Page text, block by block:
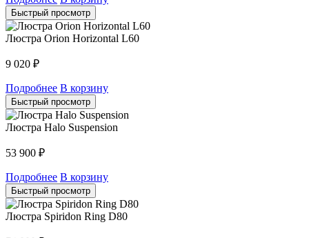
Быстрый просмотр
Люстра Orion Horizontal L60
9 020 ₽
Подробнее В корзину
Быстрый просмотр
Люстра Halo Suspension
53 900 ₽
Подробнее В корзину
Быстрый просмотр
Люстра Spiridon Ring D80